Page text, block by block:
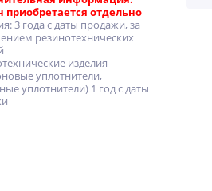
приобретается отдельно
3 года с даты продажи, за
резинотехнических
изделия
уплотнители,
уплотнители) 1 год с даты